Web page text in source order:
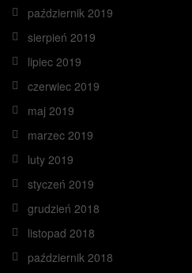
październik 2019
sierpień 2019
lipiec 2019
czerwiec 2019
maj 2019
marzec 2019
luty 2019
styczeń 2019
grudzień 2018
listopad 2018
październik 2018